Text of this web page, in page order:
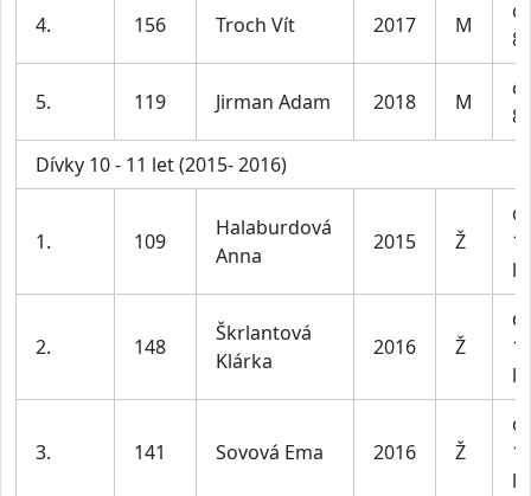
4. 156 Troch Vít 2017 M
5. 119 Jirman Adam 2018 M
Dívky 10 - 11 let (2015- 2016)
1. 109
Halaburdová
Anna
2015 Ž
2. 148
Škrlantová
Klárka
2016 Ž
3. 141 Sovová Ema 2016 Ž